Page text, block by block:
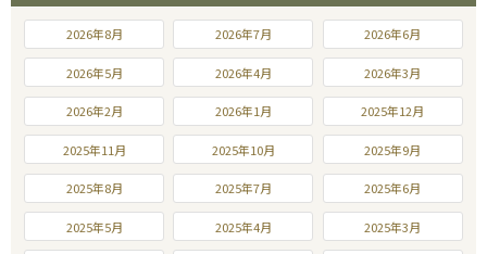
2026年8月 2026年7月 2026年6月
2026年5月 2026年4月 2026年3月
2026年2月 2026年1月 2025年12月
2025年11月 2025年10月 2025年9月
2025年8月 2025年7月 2025年6月
2025年5月 2025年4月 2025年3月